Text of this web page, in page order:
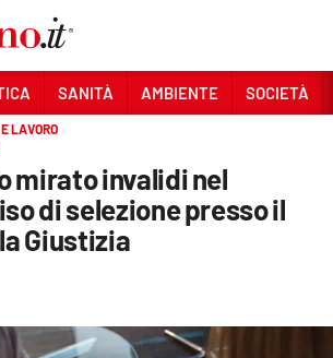
SANITÀ AMBIENTE SOCIETÀ
LAVORO
mirato invalidi nel
di selezione presso il
Giustizia